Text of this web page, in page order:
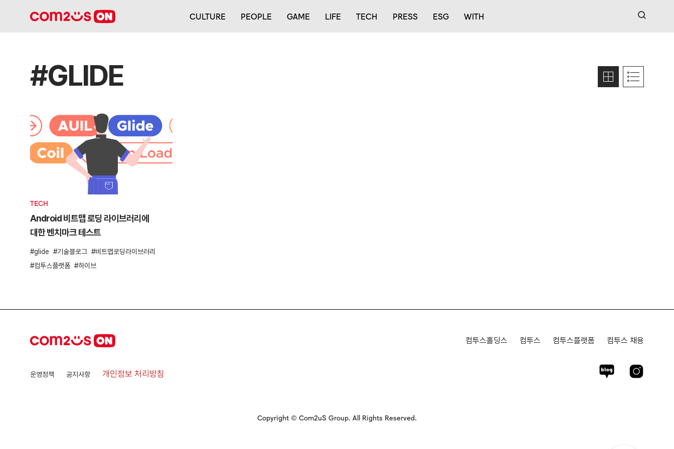
CULTURE PEOPLE GAME LIFE TECH PRESS ESG WITH 검색
#GLIDE
TECH
Android 비트맵 로딩 라이브러리에
대한 벤치마크 테스트
glide 기술블로그
비트맵로딩라이브러리
컴투스플랫폼
하이브
운영정책 공지사항 개인정보 처리방침
컴투스홀딩스 컴투스 컴투스플랫폼 컴투스 채용
Copyright © Com2uS Group. All Rights Reserved.